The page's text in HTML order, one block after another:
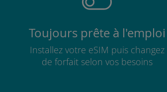
Toujours prête à l'emploi
Installez votre eSIM puis changez
de forfait selon vos besoins